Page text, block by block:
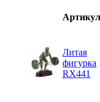
Артикул
Литая
фигурка
RX441